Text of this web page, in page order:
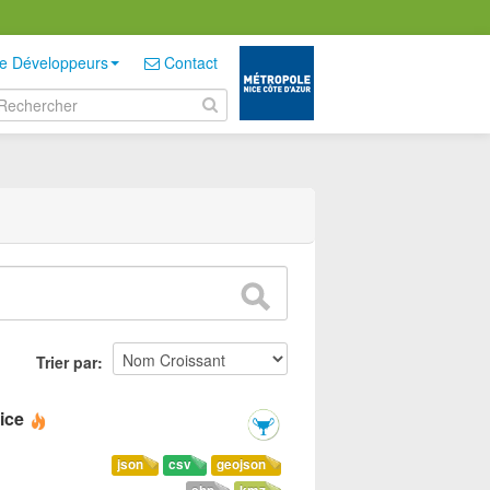
Développeurs Contact
Trier par
geojson
csv
json